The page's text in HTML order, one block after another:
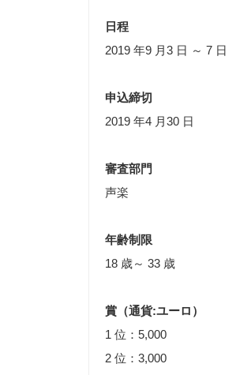
日程
2019 年9 月3 日 ～ 7 日
申込締切
2019 年4 月30 日
審査部門
声楽
年齢制限
18 歳～ 33 歳
賞（通貨:ユーロ）
1 位：5,000
2 位：3,000